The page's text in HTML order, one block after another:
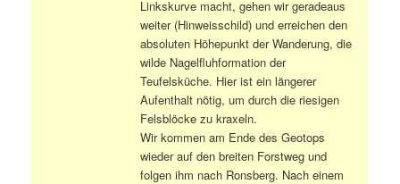
Linkskurve macht, gehen wir geradeaus
weiter (Hinweisschild) und erreichen den
absoluten Höhepunkt der Wanderung, die
wilde Nagelfluhformation der
Teufelsküche. Hier ist ein längerer
Aufenthalt nötig, um durch die riesigen
Felsblöcke zu kraxeln.
Wir kommen am Ende des Geotops
wieder auf den breiten Forstweg und
folgen ihm nach Ronsberg. Nach einem